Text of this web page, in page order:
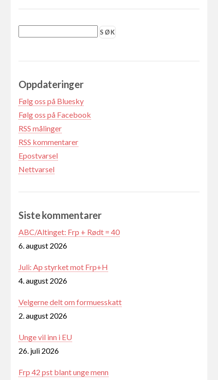
Oppdateringer
Følg oss på Bluesky
Følg oss på Facebook
RSS målinger
RSS kommentarer
Epostvarsel
Nettvarsel
Siste kommentarer
ABC/Altinget: Frp + Rødt = 40
6. august 2026
Juli: Ap styrket mot Frp+H
4. august 2026
Velgerne delt om formuesskatt
2. august 2026
Unge vil inn i EU
26. juli 2026
Frp 42 pst blant unge menn